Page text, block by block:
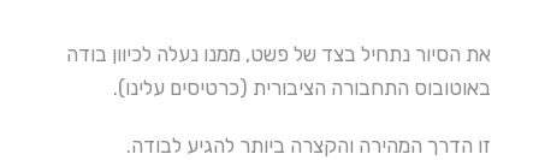
את הסיור נתחיל בצד של פשט, ממנו נעלה לכיוון בודה
באוטובוס התחבורה הציבורית (כרטיסים עלינו).
זו הדרך המהירה והקצרה ביותר להגיע לבודה.